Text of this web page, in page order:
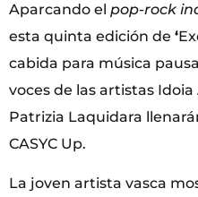
Aparcando el pop-rock
esta quinta edición de ‘
cabida para música
voces de las artistas
Patrizia Laquidara
CASYC Up.
La joven artista vasca